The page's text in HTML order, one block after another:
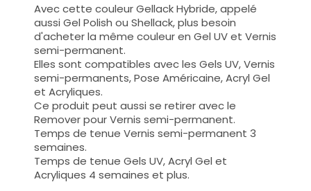
Avec cette couleur Gellack Hybride, appelé
aussi Gel Polish ou Shellack, plus besoin
d'acheter la même couleur en Gel UV et Vernis
semi-permanent.
Elles sont compatibles avec les Gels UV, Vernis
semi-permanents, Pose Américaine, Acryl Gel
et Acryliques.
Ce produit peut aussi se retirer avec le
Remover pour Vernis semi-permanent.
Temps de tenue Vernis semi-permanent 3
semaines.
Temps de tenue Gels UV, Acryl Gel et
Acryliques 4 semaines et plus.